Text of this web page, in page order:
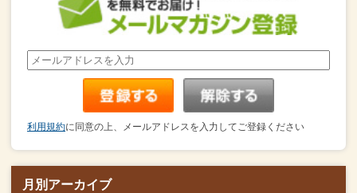
利用規約に同意の上、メールアドレスを入力してご登録ください
月別アーカイブ